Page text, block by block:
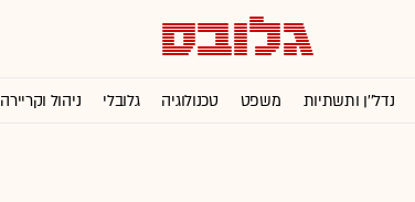
נדל''ן ותשתיות משפט טכנולוגיה גלובלי ניהול וקריירה